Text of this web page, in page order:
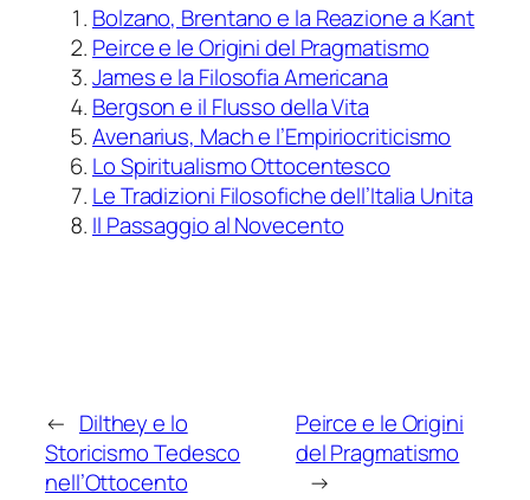
Bolzano, Brentano e la Reazione a Kant
Peirce e le Origini del Pragmatismo
James e la Filosofia Americana
Bergson e il Flusso della Vita
Avenarius, Mach e l’Empiriocriticismo
Lo Spiritualismo Ottocentesco
Le Tradizioni Filosofiche dell’Italia Unita
Il Passaggio al Novecento
← Dilthey e lo
Storicismo Tedesco
nell’Ottocento
Peirce e le Origini
del Pragmatismo
→